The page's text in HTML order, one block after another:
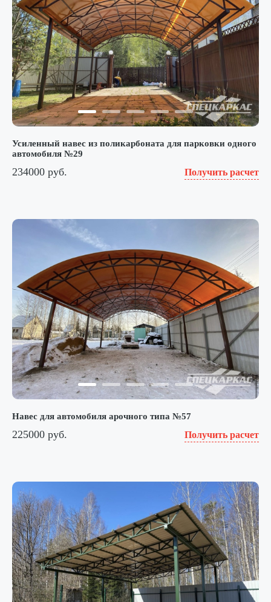
Усиленный навес из поликарбоната для парковки одного
автомобиля №29
234000 руб. Получить расчет
Навес для автомобиля арочного типа №57
225000 руб. Получить расчет